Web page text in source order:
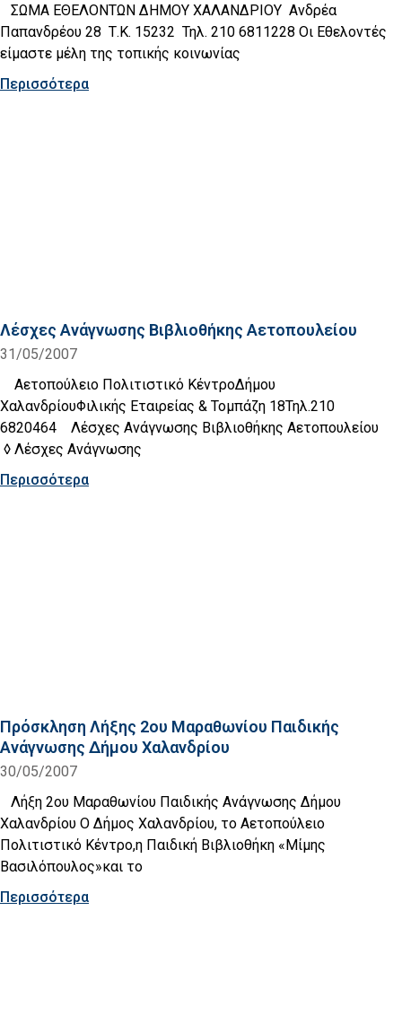
ΣΩΜΑ ΕΘΕΛΟΝΤΩΝ ΔΗΜΟΥ ΧΑΛΑΝΔΡΙΟΥ Ανδρέα
Παπανδρέου 28 Τ.Κ. 15232 Τηλ. 210 6811228 Οι Εθελοντές
είμαστε μέλη της τοπικής κοινωνίας
Περισσότερα
Λέσχες Ανάγνωσης Βιβλιοθήκης Αετοπουλείου
31/05/2007
Αετοπούλειο Πολιτιστικό ΚέντροΔήμου
ΧαλανδρίουΦιλικής Εταιρείας & Τομπάζη 18Τηλ.210
6820464 Λέσχες Ανάγνωσης Βιβλιοθήκης Αετοπουλείου
◊ Λέσχες Ανάγνωσης
Περισσότερα
Πρόσκληση Λήξης 2ου Μαραθωνίου Παιδικής
Ανάγνωσης Δήμου Χαλανδρίου
30/05/2007
Λήξη 2ου Μαραθωνίου Παιδικής Ανάγνωσης Δήμου
Χαλανδρίου Ο Δήμος Χαλανδρίου, το Αετοπούλειο
Πολιτιστικό Κέντρο,η Παιδική Βιβλιοθήκη «Μίμης
Βασιλόπουλος»και το
Περισσότερα